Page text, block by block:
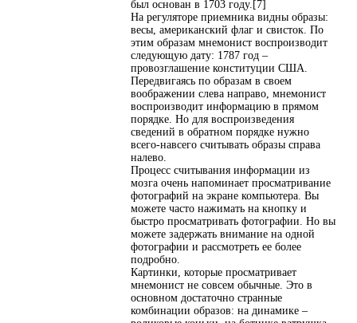
был основан в 1703 году.[7]
На регуляторе приемника видны образы:
весы, американский флаг и свисток. По
этим образам мнемонист воспроизводит
следующую дату: 1787 год –
провозглашение конституции США.
Передвигаясь по образам в своем
воображении слева направо, мнемонист
воспроизводит информацию в прямом
порядке. Но для воспроизведения
сведений в обратном порядке нужно
всего-навсего считывать образы справа
налево.
Процесс считывания информации из
мозга очень напоминает просматривание
фотографий на экране компьютера. Вы
можете часто нажимать на кнопку и
быстро просматривать фотографии. Но вы
можете задержать внимание на одной
фотографии и рассмотреть ее более
подробно.
Картинки, которые просматривает
мнемонист не совсем обычные. Это в
основном достаточно странные
комбинации образов: на динамике –